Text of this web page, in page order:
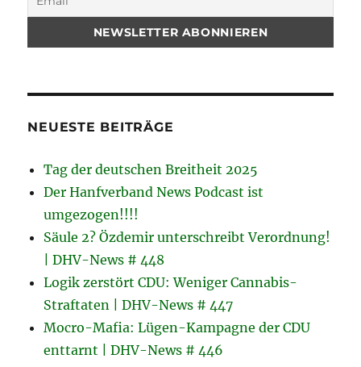
NEUESTE BEITRÄGE
Tag der deutschen Breitheit 2025
Der Hanfverband News Podcast ist
umgezogen!!!!
Säule 2? Özdemir unterschreibt Verordnung!
| DHV-News # 448
Logik zerstört CDU: Weniger Cannabis-
Straftaten | DHV-News # 447
Mocro-Mafia: Lügen-Kampagne der CDU
enttarnt | DHV-News # 446